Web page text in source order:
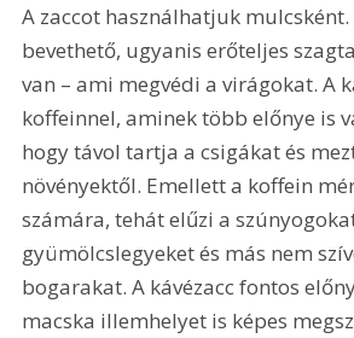
A zaccot használhatjuk
bevethető, ugyanis erőteljes
van – ami megvédi a virágokat. A
koffeinnel, aminek több előnye is
hogy távol tartja a csigákat és
növényektől. Emellett a koffein
számára, tehát elűzi a
gyümölcslegyeket és más nem
bogarakat. A kávézacc fontos
macska illemhelyet is képes